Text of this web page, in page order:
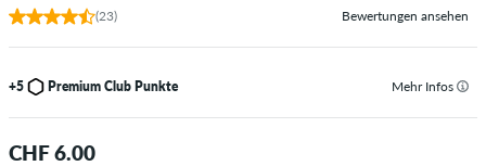
(23) Bewertungen ansehen
+5 Premium Club Punkte Mehr Infos
CHF 6.00